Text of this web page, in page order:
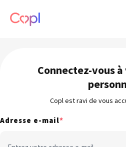
Connectez-vous
Copl est ravi de vous
Adresse e-mail*